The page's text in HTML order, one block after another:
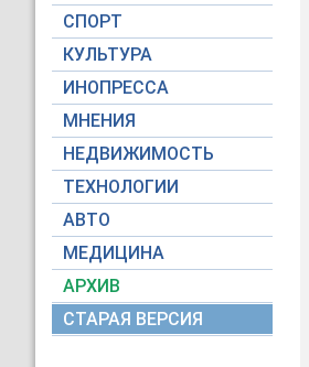
СПОРТ
КУЛЬТУРА
ИНОПРЕССА
МНЕНИЯ
НЕДВИЖИМОСТЬ
ТЕХНОЛОГИИ
АВТО
МЕДИЦИНА
АРХИВ
СТАРАЯ ВЕРСИЯ